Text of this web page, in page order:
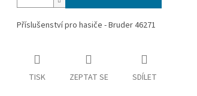
Příslušenství pro hasiče - Bruder 46271
TISK ZEPTAT SE SDÍLET